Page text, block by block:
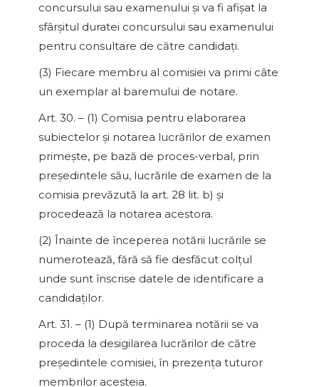
concursului sau examenului şi va fi afişat la
sfârşitul duratei concursului sau examenului
pentru consultare de către candidaţi.
(3) Fiecare membru al comisiei va primi câte
un exemplar al baremului de notare.
Art. 30. – (1) Comisia pentru elaborarea
subiectelor şi notarea lucrărilor de examen
primeşte, pe bază de proces-verbal, prin
preşedintele său, lucrările de examen de la
comisia prevăzută la art. 28 lit. b) şi
procedează la notarea acestora.
(2) Înainte de începerea notării lucrările se
numerotează, fără să fie desfăcut colţul
unde sunt înscrise datele de identificare a
candidaţilor.
Art. 31. – (1) După terminarea notării se va
proceda la desigilarea lucrărilor de către
preşedintele comisiei, în prezenţa tuturor
membrilor acesteia.